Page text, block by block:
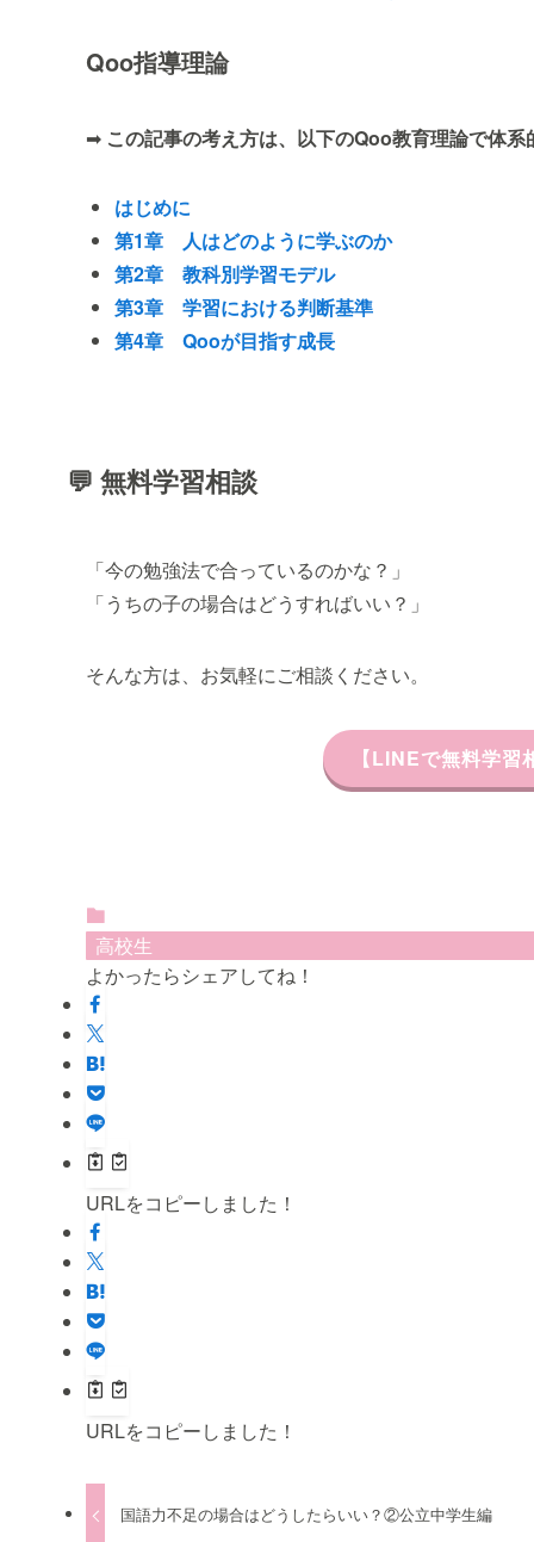
Qoo指導理論
➡ この記事の考え方は、以下のQoo教育理論で体系
はじめに
第1章 人はどのように学ぶのか
第2章 教科別学習モデル
第3章 学習における判断基準
第4章 Qooが目指す成長
💬 無料学習相談
「今の勉強法で合っているのかな？」
「うちの子の場合はどうすればいい？」
そんな方は、お気軽にご相談ください。
【LINEで無料学
高校生
よかったらシェアしてね！
URLをコピーしました！
URLをコピーしました！
国語力不足の場合はどうしたらいい？②公立中学生編